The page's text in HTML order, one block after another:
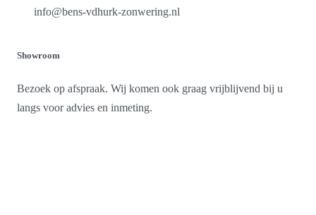
info@bens-vdhurk-zonwering.nl
Showroom
Bezoek op afspraak. Wij komen ook graag vrijblijvend bij u
langs voor advies en inmeting.